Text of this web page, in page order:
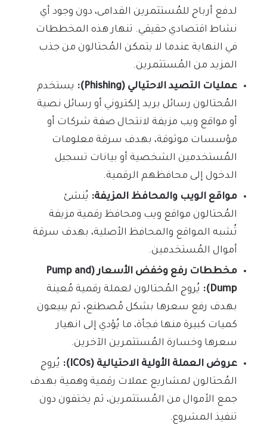
لدفع أرباح للمُستثمرين القدامى، دون وجود أي
نشاط اقتصادي حقيقي. تنهار هذه المخططات
في النهاية عندما لا يتمكن المُحتالون من جذب
المزيد من المُستثمرين.
عمليات التصيد الاحتيالي (Phishing):
يستخدم
المُحتالون رسائل بريد إلكتروني أو رسائل نصية
أو مواقع ويب مزيفة لانتحال صفة شركات أو
مؤسسات موثوقة، بهدف سرقة معلومات
المُستخدمين الشخصية أو بيانات تسجيل
الدخول إلى محافظهم الرقمية.
مواقع الويب والمحافظ المزيفة: يُنشئ
المُحتالون مواقع ويب ومحافظ رقمية مزيفة
تُشبه المواقع والمحافظ الأصلية، بهدف سرقة
أموال المُستخدمين.
مخططات رفع وخفض الأسعار (Pump and
Dump):
يُروج المُحتالون لعملة رقمية مُعينة
بهدف رفع سعرها بشكل مُصطنع، ثم يبيعون
كميات كبيرة منها فجأة، ما يُؤدي إلى انهيار
سعرها وخسارة المُستثمرين الآخرين.
عروض العملة الأولية الاحتيالية (ICOs):
يُروج
المُحتالون لمشاريع عملات رقمية وهمية بهدف
جمع الأموال من المُستثمرين، ثم يختفون دون
تنفيذ المشروع.